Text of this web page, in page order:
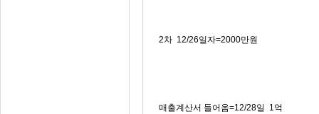
2차 12/26일자=2000만원
매출계산서 들어옴=12/28일 1억